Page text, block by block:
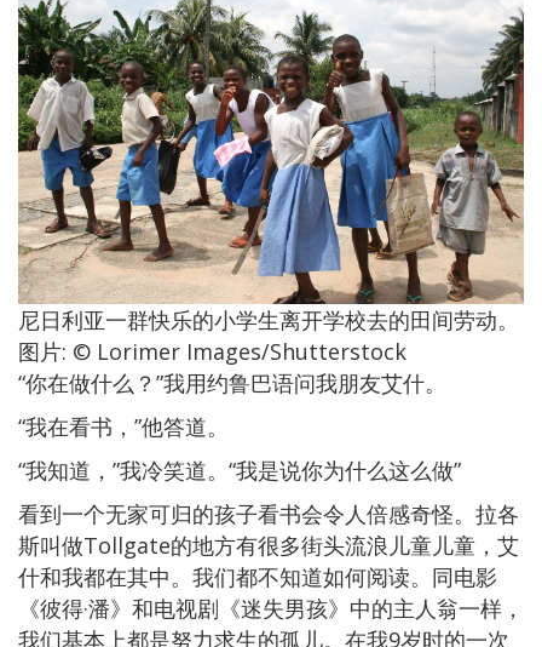
尼日利亚一群快乐的小学生离开学校去的田间劳动。
图片: © Lorimer Images/Shutterstock
“你在做什么？”我用约鲁巴语问我朋友艾什。
“我在看书，”他答道。
“我知道，”我冷笑道。“我是说你为什么这么做”
看到一个无家可归的孩子看书会令人倍感奇怪。拉各
斯叫做Tollgate的地方有很多街头流浪儿童儿童，艾
什和我都在其中。我们都不知道如何阅读。同电影
《彼得·潘》和电视剧《迷失男孩》中的主人翁一样，
我们基本上都是努力求生的孤儿。在我9岁时的一次